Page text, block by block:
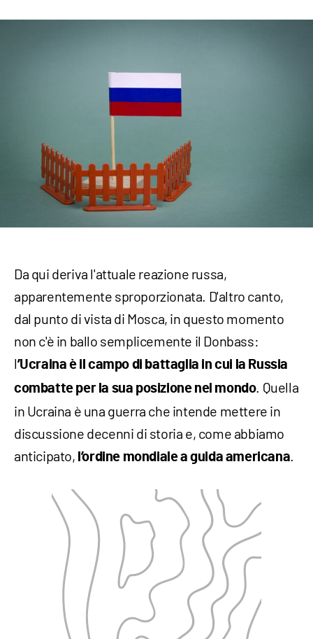
Da qui deriva l'attuale reazione russa,
apparentemente sproporzionata. D'altro canto,
dal punto di vista di Mosca, in questo momento
non c'è in ballo semplicemente il Donbass:
l’Ucraina è il campo di battaglia in cui la Russia
combatte per la sua posizione nel mondo. Quella
in Ucraina è una guerra che intende mettere in
discussione decenni di storia e, come abbiamo
anticipato, l’ordine mondiale a guida americana.